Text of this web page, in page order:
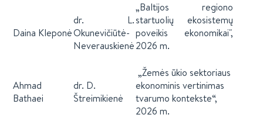
Daina Kleponė
dr. L.
Okunevičiūtė-
Neverauskienė
„Baltijos regiono
startuolių ekosistemų
poveikis ekonomikai",
2026 m.
Ahmad
Bathaei
dr. D.
Štreimikienė
„Žemės ūkio sektoriaus
ekonominis vertinimas
tvarumo kontekste“,
2026 m.